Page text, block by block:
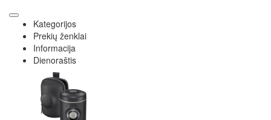
Kategorijos
Prekių ženklai
Informacija
Dienoraštis